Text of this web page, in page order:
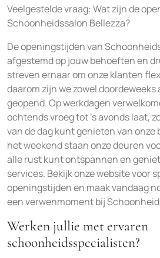
Veelgestelde vraag: Wat zijn de
Schoonheidssalon Bellezza?
De openingstijden van
afgestemd op jouw behoeften en
streven ernaar om onze klanten
daarom zijn we zowel
geopend. Op werkdagen
ochtends vroeg tot ’s avonds laat,
van de dag kunt genieten van onze
het weekend staan onze deuren
alle rust kunt ontspannen en
services. Bekijk onze website voor
openingstijden en maak vandaag
een verwenmoment bij
Werken jullie met ervaren
schoonheidsspecialisten?